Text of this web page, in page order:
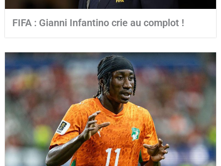
FIFA : Gianni Infantino crie au complot !